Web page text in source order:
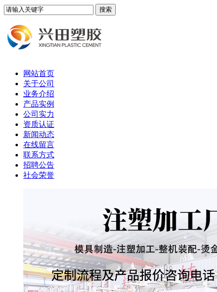
网站首页
关于公司
业务介绍
产品实例
公司实力
资质认证
新闻动态
在线留言
联系方式
招聘公告
社会荣誉